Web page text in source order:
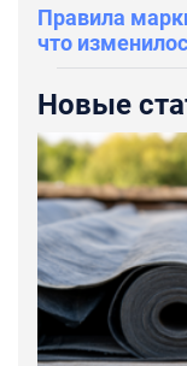
Правила
что
Новые